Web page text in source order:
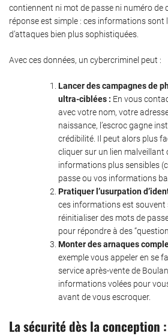
contiennent ni mot de passe ni numéro de
réponse est simple : ces informations sont
d’attaques bien plus sophistiquées.
Avec ces données, un cybercriminel peut :
Lancer des campagnes de
ultra-ciblées : En vous
avec votre nom, votre
naissance, l’escroc gagne
crédibilité. Il peut alors plus
cliquer sur un lien malveillant
informations plus sensibles
passe ou vos informations
Pratiquer l’usurpation
ces informations est
réinitialiser des mots de
pour répondre à des
Monter des arnaques
exemple vous appeler en se
service après-vente de
informations volées pour
avant de vous escroquer.
La sécurité dès la conception